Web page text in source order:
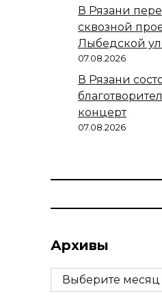
В Рязани
сквозной
Лыбедской
07.08.2026
В Рязани
концерт
07.08.2026
Архивы
Архивы